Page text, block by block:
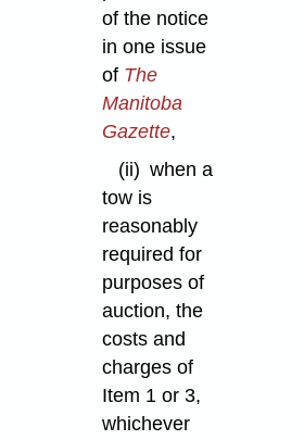
of the notice
in one issue
of The
Manitoba
Gazette,
(ii) when a
tow is
reasonably
required for
purposes of
auction, the
costs and
charges of
Item 1 or 3,
whichever